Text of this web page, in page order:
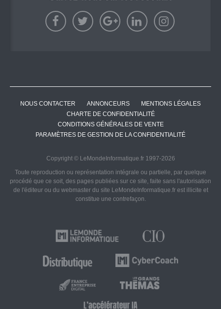
NOUS CONTACTER ANNONCEURS
MENTIONS LÉGALES
CHARTE DE CONFIDENTIALITÉ
CONDITIONS GÉNÉRALES DE VENTE
PARAMÈTRES DE GESTION DE LA CONFIDENTIALITÉ
Copyright © LeMondeInformatique.fr 1997-2026
Toute reproduction ou représentation intégrale ou partielle, par quelque
procédé que ce soit, des pages publiées sur ce site, faite sans l'autorisation
de l'éditeur ou du webmaster du site LeMondeInformatique.fr est illicite et
constitue une contrefaçon.